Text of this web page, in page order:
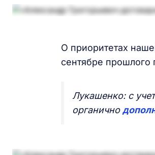
О приоритетах
сентябре прошлого
Лукашенко: с
органично